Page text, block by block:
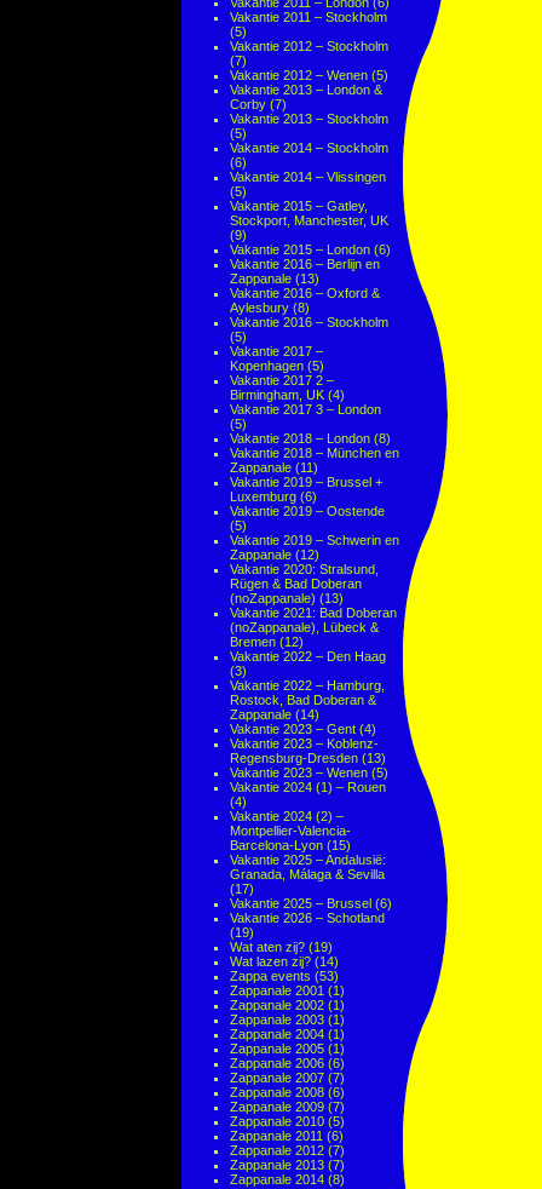
Vakantie 2011 – Stockholm
(5)
Vakantie 2012 – Stockholm
(7)
Vakantie 2012 – Wenen (5)
Vakantie 2013 – London &
Corby (7)
Vakantie 2013 – Stockholm
(5)
Vakantie 2014 – Stockholm
(6)
Vakantie 2014 – Vlissingen
(5)
Vakantie 2015 – Gatley,
Stockport, Manchester, UK
(9)
Vakantie 2015 – London (6)
Vakantie 2016 – Berlijn en
Zappanale (13)
Vakantie 2016 – Oxford &
Aylesbury (8)
Vakantie 2016 – Stockholm
(5)
Vakantie 2017 –
Kopenhagen (5)
Vakantie 2017 2 –
Birmingham, UK (4)
Vakantie 2017 3 – London
(5)
Vakantie 2018 – London (8)
Vakantie 2018 – München en
Zappanale (11)
Vakantie 2019 – Brussel +
Luxemburg (6)
Vakantie 2019 – Oostende
(5)
Vakantie 2019 – Schwerin en
Zappanale (12)
Vakantie 2020: Stralsund,
Rügen & Bad Doberan
(noZappanale) (13)
Vakantie 2021: Bad Doberan
(noZappanale), Lübeck &
Bremen (12)
Vakantie 2022 – Den Haag
(3)
Vakantie 2022 – Hamburg,
Rostock, Bad Doberan &
Zappanale (14)
Vakantie 2023 – Gent (4)
Vakantie 2023 – Koblenz-
Regensburg-Dresden (13)
Vakantie 2023 – Wenen (5)
Vakantie 2024 (1) – Rouen
(4)
Vakantie 2024 (2) –
Montpellier-Valencia-
Barcelona-Lyon (15)
Vakantie 2025 – Andalusië:
Granada, Málaga & Sevilla
(17)
Vakantie 2025 – Brussel (6)
Vakantie 2026 – Schotland
(19)
Wat aten zij? (19)
Wat lazen zij? (14)
Zappa events (53)
Zappanale 2001 (1)
Zappanale 2002 (1)
Zappanale 2003 (1)
Zappanale 2004 (1)
Zappanale 2005 (1)
Zappanale 2006 (6)
Zappanale 2007 (7)
Zappanale 2008 (6)
Zappanale 2009 (7)
Zappanale 2010 (5)
Zappanale 2011 (6)
Zappanale 2012 (7)
Zappanale 2013 (7)
Zappanale 2014 (8)